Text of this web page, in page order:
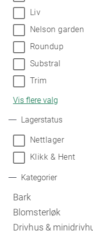
Liv
Nelson garden
Roundup
Substral
Trim
Vis flere valg
Lagerstatus
Nettlager
Klikk & Hent
Kategorier
Bark
Blomsterløk
Drivhus &